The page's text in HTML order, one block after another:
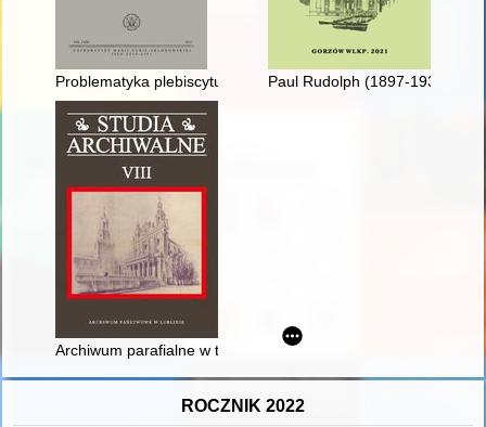
Problematyka plebiscytu na Warmii, Mazurach i Powiślu w
Paul Rudolph (1897-1939) :
Archiwum parafialne w teorii i praktyce - recenzja]
ROCZNIK 2022